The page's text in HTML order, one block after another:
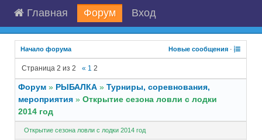
Главная Форум Вход
Начало форума Новые сообщения ·
Страница2 из2 « 1 2
Форум » РЫБАЛКА » Турниры, соревнования,
мероприятия » Открытие сезона ловли с лодки
2014 год
Открытие сезона ловли с лодки 2014 год